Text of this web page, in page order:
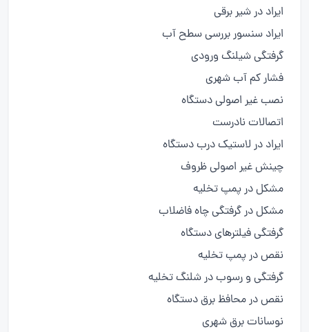
ایراد در شیر برقی
ایراد سنسور بررسی سطح آب
گرفتگی شیلنگ ورودی
فشار کم آب شهری
نصب غیر اصولی دستگاه
اتصالات نادرست
ایراد در لاستیک درب دستگاه
چینش غیر اصولی ظروف
مشکل در پمپ تخلیه
مشکل در گرفتگی چاه فاضلاب
گرفتگی فیلترهای دستگاه
نقص در پمپ تخلیه
گرفتگی و رسوب در شلنگ تخلیه
نقص در محافظ برق دستگاه
نوسانات برق شهری